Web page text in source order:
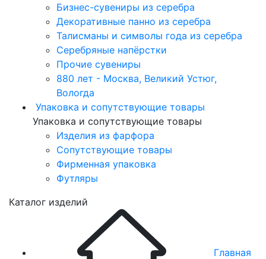
Бизнес-сувениры из серебра
Декоративные панно из серебра
Талисманы и символы года из серебра
Серебряные напёрстки
Прочие сувениры
880 лет - Москва, Великий Устюг,
Вологда
Упаковка и сопутствующие товары
Упаковка и сопутствующие товары
Изделия из фарфора
Сопутствующие товары
Фирменная упаковка
Футляры
Каталог изделий
Главная